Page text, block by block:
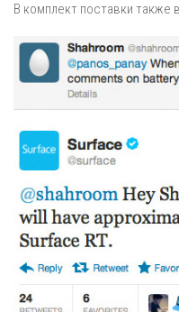
В комплект поставки также